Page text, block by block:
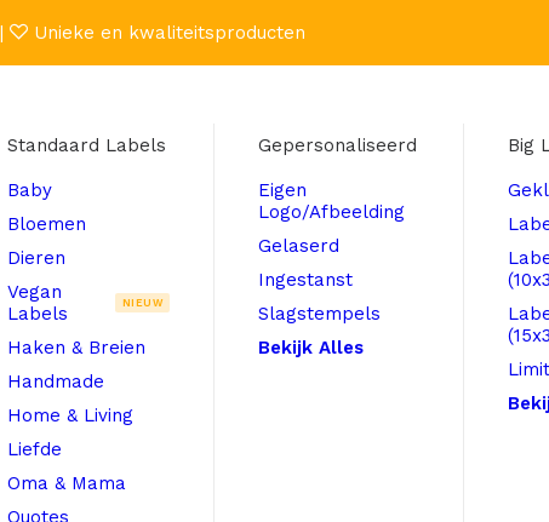
Unieke en kwaliteitsproducten
Standaard Labels
Baby
Bloemen
Dieren
Vegan
Labels
NIEUW
Haken & Breien
Handmade
Home & Living
Liefde
Oma & Mama
Quotes
Gepersonaliseerd
Eigen
Logo/Afbeelding
Gelaserd
Ingestanst
Slagstempels
Bekijk Alles
Big